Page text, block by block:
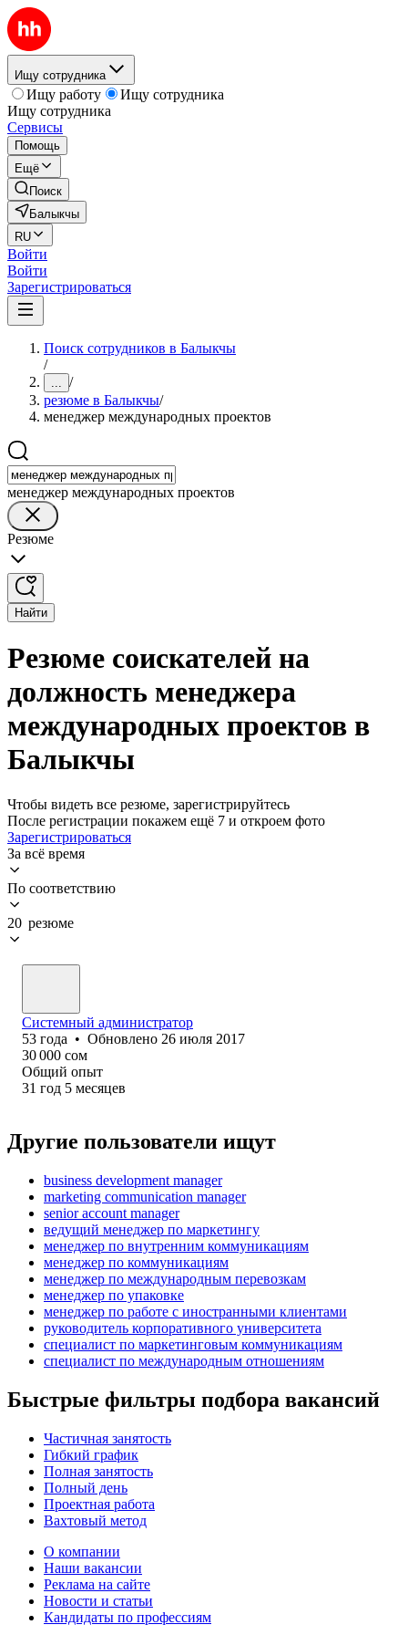
Ищу сотрудника
Ищу работу
Ищу сотрудника
Ищу сотрудника
Сервисы
Помощь
Ещё
Поиск
Балыкчы
RU
Войти
Войти
Зарегистрироваться
Поиск сотрудников в Балыкчы
/
... /
резюме в Балыкчы/
менеджер международных проектов
менеджер международных проектов
Резюме
Найти
Резюме соискателей на
должность менеджера
международных проектов в
Балыкчы
Чтобы видеть все резюме, зарегистрируйтесь
После регистрации покажем ещё 7 и откроем фото
Зарегистрироваться
За всё время
По соответствию
20 резюме
Системный администратор
53 года • Обновлено 26 июля 2017
30 000 сом
Общий опыт
31 год 5 месяцев
Другие пользователи ищут
business development manager
marketing communication manager
senior account manager
ведущий менеджер по маркетингу
менеджер по внутренним коммуникациям
менеджер по коммуникациям
менеджер по международным перевозкам
менеджер по упаковке
менеджер по работе с иностранными клиентами
руководитель корпоративного университета
специалист по маркетинговым коммуникациям
специалист по международным отношениям
Быстрые фильтры подбора вакансий
Частичная занятость
Гибкий график
Полная занятость
Полный день
Проектная работа
Вахтовый метод
О компании
Наши вакансии
Реклама на сайте
Новости и статьи
Кандидаты по профессиям